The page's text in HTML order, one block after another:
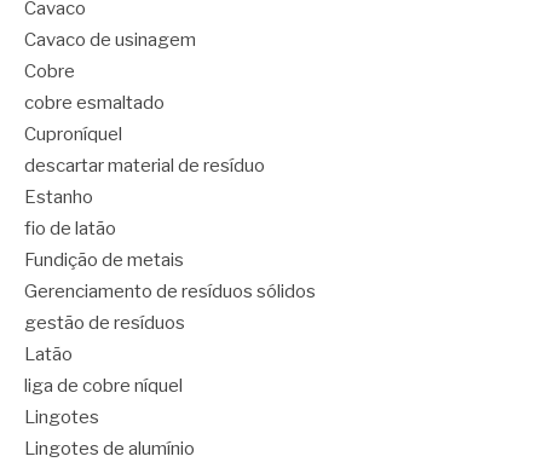
Cavaco
Cavaco de usinagem
Cobre
cobre esmaltado
Cuproníquel
descartar material de resíduo
Estanho
fio de latão
Fundição de metais
Gerenciamento de resíduos sólidos
gestão de resíduos
Latão
liga de cobre níquel
Lingotes
Lingotes de alumínio